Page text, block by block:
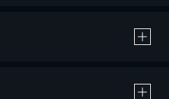
ード決済による作品の購入 / レンタルです。
入 / レンタルは、20％のポイント還元です。